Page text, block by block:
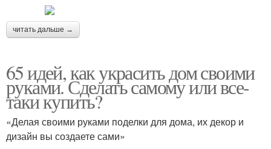
читать дальше →
65 идей, как украсить дом своими
руками. Сделать самому или все-
таки купить?
«Делая своими руками поделки для дома, их декор и
дизайн вы создаете сами»